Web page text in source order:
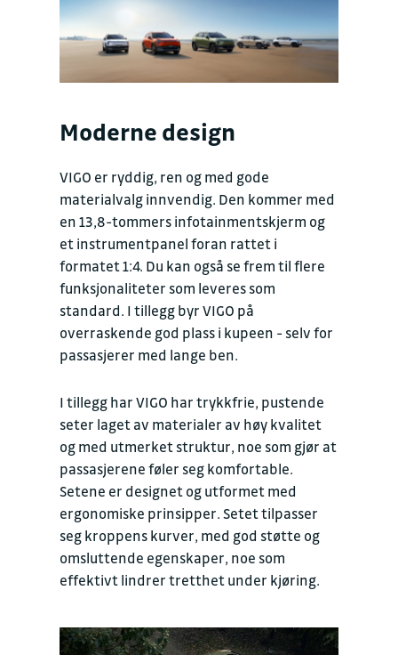
Moderne design
VIGO er ryddig, ren og med gode
materialvalg innvendig. Den kommer med
en 13,8-tommers infotainmentskjerm og
et instrumentpanel foran rattet i
formatet 1:4. Du kan også se frem til flere
funksjonaliteter som leveres som
standard. I tillegg byr VIGO på
overraskende god plass i kupeen - selv for
passasjerer med lange ben.
I tillegg har VIGO har trykkfrie, pustende
seter laget av materialer av høy kvalitet
og med utmerket struktur, noe som gjør at
passasjerene føler seg komfortable.
Setene er designet og utformet med
ergonomiske prinsipper. Setet tilpasser
seg kroppens kurver, med god støtte og
omsluttende egenskaper, noe som
effektivt lindrer tretthet under kjøring.